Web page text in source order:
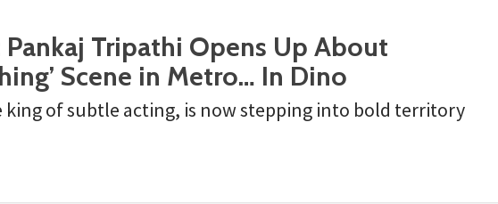
Pankaj Tripathi Opens Up About
Scene in Metro… In Dino
king of subtle acting, is now stepping into bold territory